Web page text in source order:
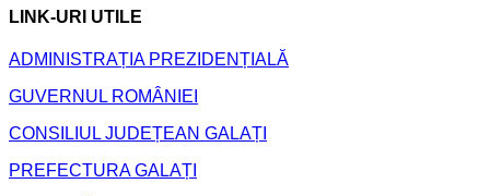
LINK-URI UTILE
ADMINISTRAȚIA PREZIDENȚIALĂ
GUVERNUL ROMÂNIEI
CONSILIUL JUDEȚEAN GALAȚI
PREFECTURA GALAȚI